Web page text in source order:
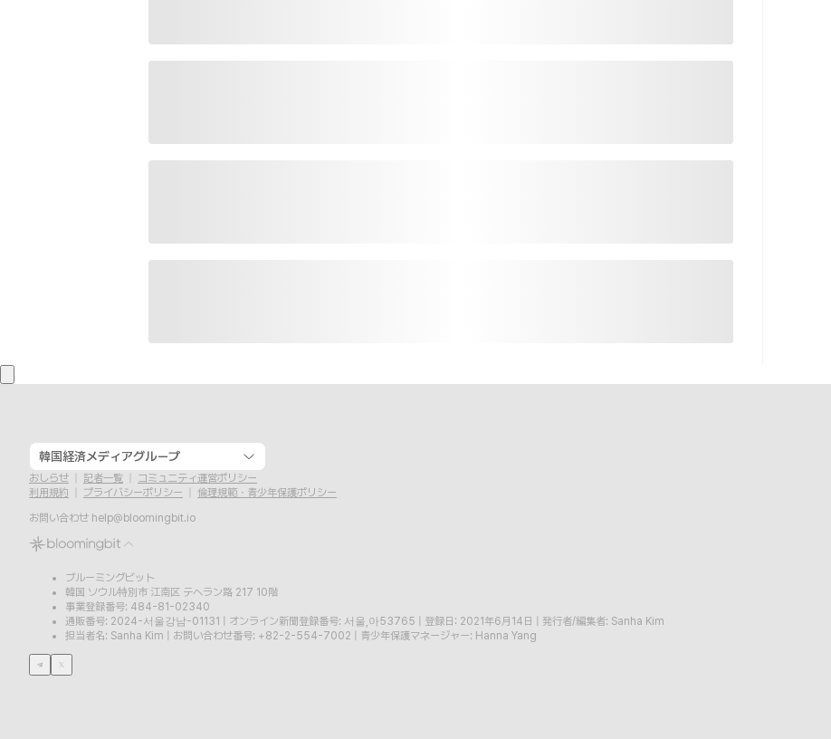
韓国経済メディアグループ
おしらせ 記者一覧
コミュニティ運営ポリシー
利用規約
プライバシーポリシー
倫理規範・青少年保護ポリシー
お問い合わせ help@bloomingbit.io
ブルーミングビット
韓国 ソウル特別市 江南区 テヘラン路 217 10階
事業登録番号: 484-81-02340
通販番号: 2024-서울강남-01131
オンライン新聞登録番号: 서울,아53765 登録日: 2021年6月14日
発行者/編集者: Sanha Kim
担当者名: Sanha Kim
お問い合わせ番号: +82-2-554-7002 青少年保護マネージャー: Hanna Yang